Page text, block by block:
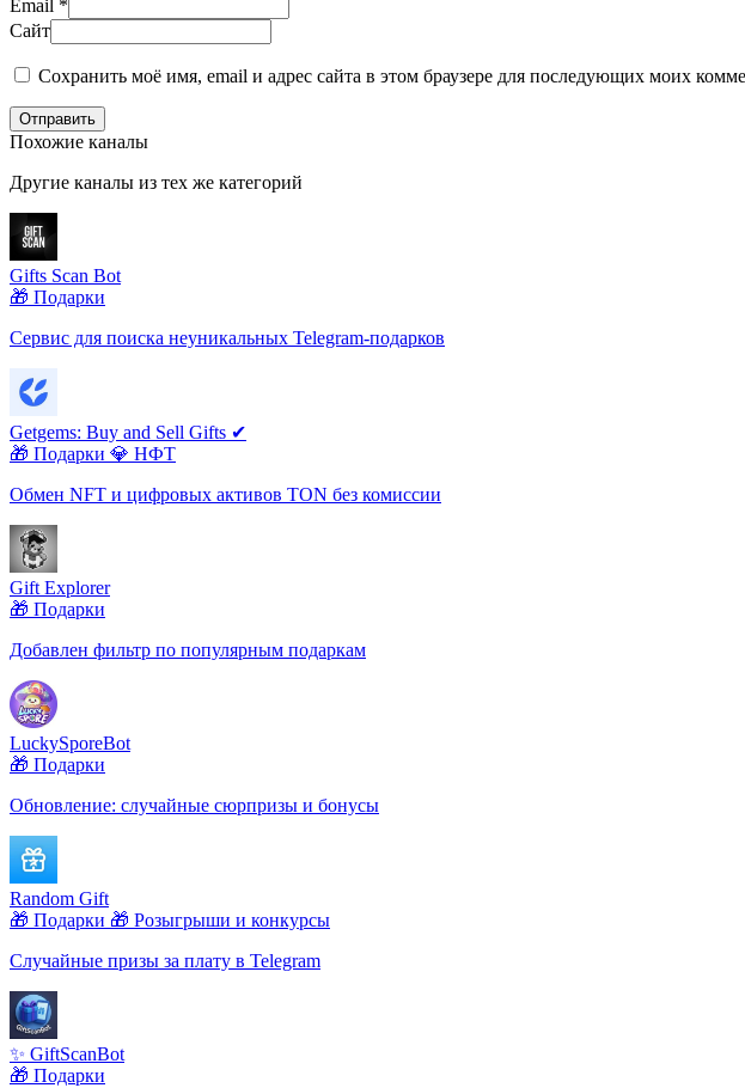
Email *
Сайт
Сохранить моё имя, email и адрес сайта в этом браузере для последующих моих
Отправить
Похожие каналы
Другие каналы из тех же категорий
Gifts Scan Bot
🎁 Подарки
Сервис для поиска неуникальных Telegram-подарков
Getgems: Buy and Sell Gifts ✔
🎁 Подарки 💎 НФТ
Обмен NFT и цифровых активов TON без комиссии
Gift Explorer
🎁 Подарки
Добавлен фильтр по популярным подаркам
LuckySporeBot
🎁 Подарки
Обновление: случайные сюрпризы и бонусы
Random Gift
🎁 Подарки 🎁 Розыгрыши и конкурсы
Случайные призы за плату в Telegram
✨ GiftScanBot
🎁 Подарки